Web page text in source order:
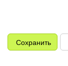
Сохранить